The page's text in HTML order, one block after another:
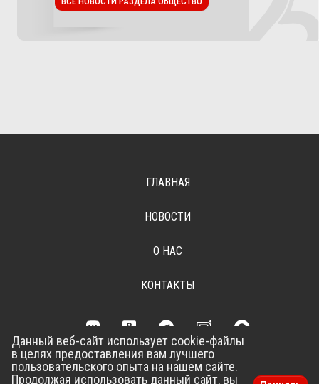
ГЛАВНАЯ
НОВОСТИ
О НАС
КОНТАКТЫ
Разработка сайта –Vladweb
Данный веб-сайт использует cookie-файлы
в целях предоставления вам лучшего
пользовательского опыта на нашем сайте.
Продолжая использовать данный сайт, вы